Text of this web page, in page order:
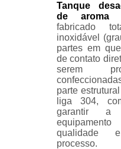
Tanque
de aroma
fabricado
inoxidável
partes em
de contato
serem
parte
liga 304,
garantir a
qualidade
processo.